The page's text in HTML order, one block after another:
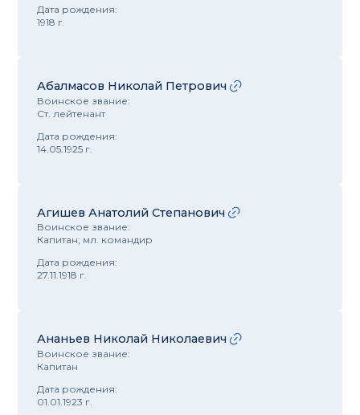
Дата рождения:
1918 г.
Абалмасов Николай Петрович
Воинское звание:
Ст. лейтенант
Дата рождения:
14.05.1925 г.
Агишев Анатолий Степанович
Воинское звание:
Капитан; мл. командир
Дата рождения:
27.11.1918 г.
Ананьев Николай Николаевич
Воинское звание:
Капитан
Дата рождения:
01.01.1923 г.